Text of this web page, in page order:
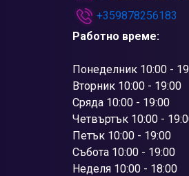
+359878256183
Работно време:
Понеделник 10:00 -
Вторник 10:00 - 19:00
Сряда 10:00 - 19:00
Четвъртък 10:00 -
Петък 10:00 - 19:00
Събота 10:00 - 19:00
Неделя 10:00 - 18:00